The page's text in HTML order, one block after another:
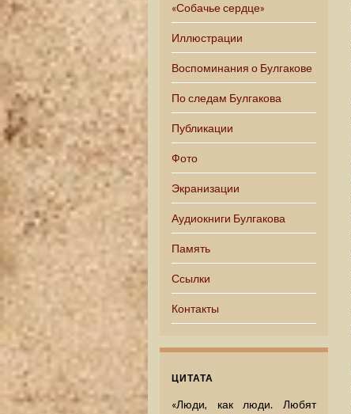
«Собачье сердце»
Иллюстрации
Воспоминания о Булгакове
По следам Булгакова
Публикации
Фото
Экранизации
Аудиокниги Булгакова
Память
Ссылки
Контакты
ЦИТАТА
«Люди, как люди. Любят